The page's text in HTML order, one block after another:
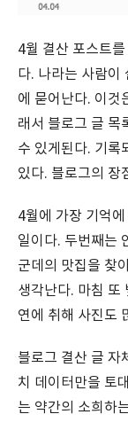
4월 결산 포스트
다. 나라는 사람이
에 묻어난다. 이것
래서 블로그 글 목
수 있게된다. 기록
있다. 블로그의 장
4월에 가장 기억
일이다. 두번째는
군데의 맛집을 찾
생각난다. 마침 또
연에 취해 사진도
블로그 결산 글 자
치 데이터만을 토
는 약간의 소희하